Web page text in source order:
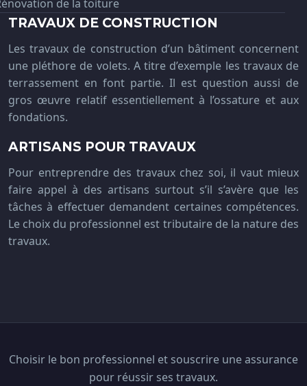
de la toiture
TRAVAUX DE CONSTRUCTION
Les travaux de construction d’un bâtiment concernent
une pléthore de volets. A titre d’exemple les travaux de
terrassement en font partie. Il est question aussi de
gros œuvre relatif essentiellement à l’ossature et aux
fondations.
ARTISANS POUR TRAVAUX
Pour entreprendre des travaux chez soi, il vaut mieux
faire appel à des artisans surtout s’il s’avère que les
tâches à effectuer demandent certaines compétences.
Le choix du professionnel est tributaire de la nature des
travaux.
Choisir le bon professionnel et souscrire une assurance
pour réussir ses travaux.